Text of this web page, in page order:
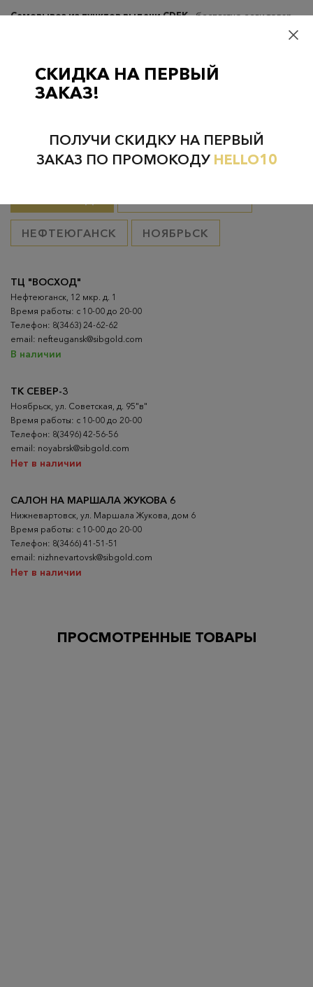
Самовывоз из пунктов выдачи CDEK– бесплатно если товар
Проверьте наличие в магазинах
НЕФТЕЮГАНСК НОЯБРЬСК
ТК СЕВЕР-3
Ноябрьск, ул. Советская, д. 95"в"
Время работы: с 10-00 до 20-00
Телефон: 8(3496) 42-56-56
email: noyabrsk@sibgold.com
Нет в наличии
ТЦ "ВОСХОД"
Нефтеюганск, 12 мкр. д. 1
Время работы: с 10-00 до 20-00
Телефон: 8(3463) 24-62-62
email: nefteugansk@sibgold.com
В наличии
САЛОН НА МАРШАЛА ЖУКОВА 6
Нижневартовск, ул. Маршала Жукова, дом 6
Время работы: с 10-00 до 20-00
Телефон: 8(3466) 41-51-51
email: nizhnevartovsk@sibgold.com
Нет в наличии
ПРОСМОТРЕННЫЕ ТОВАРЫ
СКИДКА НА ПЕРВЫЙ
ЗАКАЗ!
ПОЛУЧИ СКИДКУ НА ПЕРВЫЙ
ЗАКАЗ ПО ПРОМОКОДУ HELLO10